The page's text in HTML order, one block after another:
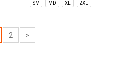
SM MD XL 2XL
2 >